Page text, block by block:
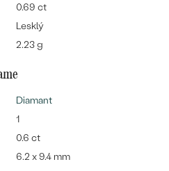
OBJAVIŤ
0.69 ct
Lesklý
2.23 g
Diamant
1
0.6 ct
6.2 x 9.4 mm